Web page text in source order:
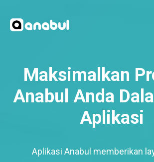
Maksimalkan
Anabul Anda
Aplikasi
Aplikasi Anabul memberikan